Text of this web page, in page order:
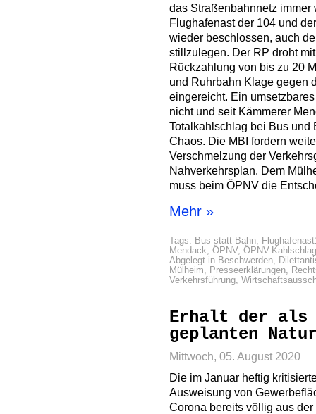
das Straßenbahnnetz immer
Flughafenast der 104 und
wieder beschlossen, auch
stillzulegen. Der RP droht
Rückzahlung von bis zu 20
und Ruhrbahn Klage gegen
eingereicht. Ein
nicht und seit Kämmerer
Totalkahlschlag bei Bus und
Chaos. Die MBI fordern
Verschmelzung der
Nahverkehrsplan. Dem
muss beim ÖPNV die
Mehr »
Tags: Bus statt Bahn,
Mendack, ÖPNV, ÖPNV-Kahlschlag
Abgelegt in Beschwerden,
Mülheim, Presseerklärungen,
Verkehrsführung,
Erhalt der als
geplanten
Mittwoch, 05. August 2020
Die im Januar heftig
Ausweisung von
Corona bereits völlig aus